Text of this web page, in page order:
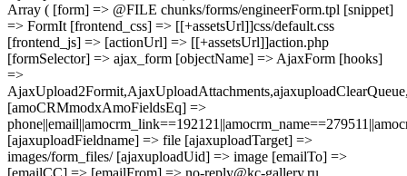
Array ( [form] => @FILE chunks/forms/engineerForm.tpl [snippet]
=> FormIt [frontend_css] => [[+assetsUrl]]css/default.css
[frontend_js] => [actionUrl] => [[+assetsUrl]]action.php
[formSelector] => ajax_form [objectName] => AjaxForm [hooks]
=>
[amoCRMmodxAmoFieldsEq] =>
[ajaxuploadFieldname] => file [ajaxuploadTarget] =>
images/form_files/ [ajaxuploadUid] => image [emailTo] =>